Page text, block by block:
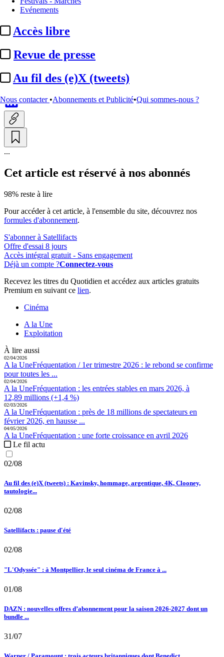
Evénements
Accès libre
Revue de presse
Au fil des (e)X (tweets)
Nous contacter •Abonnements et Publicité•Qui sommes-nous ?
Fréquentation :
15 millions d’entrées en
mai 2026, en hausse de ...
ParJulie Souvestre
...
Cet article est réservé à nos abonnés
98% reste à lire
Pour accéder à cet article, à l'ensemble du site, découvrez nos
formules d'abonnement.
S'abonner à Satellifacts
Offre d'essai 8 jours
Accès intégral gratuit - Sans engagement
Déjà un compte ?Connectez-vous
Recevez les titres du Quotidien et accédez aux articles gratuits
Premium en suivant ce lien.
Cinéma
A la Une
Exploitation
À lire aussi
02/04/2026
A la UneFréquentation / 1er trimestre 2026 : le rebond se confirme
pour toutes les ...
02/04/2026
A la UneFréquentation : les entrées stables en mars 2026, à
12,89 millions (+1,4 %)
02/03/2026
A la UneFréquentation : près de 18 millions de spectateurs en
février 2026, en hausse ...
04/05/2026
A la UneFréquentation : une forte croissance en avril 2026
Le fil actu
02/08
Au fil des (e)X (tweets) : Kavinsky, hommage, argentique, 4K, Clooney,
tautologie...
02/08
Satellifacts : pause d'été
02/08
"L'Odyssée" : à Montpellier, le seul cinéma de France à ...
01/08
DAZN : nouvelles offres d’abonnement pour la saison 2026-2027 dont un
bundle ...
31/07